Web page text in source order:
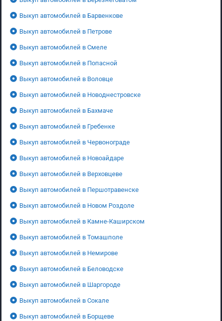
Выкуп автомобилей в Барвенкове
Выкуп автомобилей в Петрове
Выкуп автомобилей в Смеле
Выкуп автомобилей в Попасной
Выкуп автомобилей в Воловце
Выкуп автомобилей в Новоднестровске
Выкуп автомобилей в Бахмаче
Выкуп автомобилей в Гребенке
Выкуп автомобилей в Червонограде
Выкуп автомобилей в Новоайдаре
Выкуп автомобилей в Верховцеве
Выкуп автомобилей в Першотравенске
Выкуп автомобилей в Новом Роздоле
Выкуп автомобилей в Камне-Каширском
Выкуп автомобилей в Томашполе
Выкуп автомобилей в Немирове
Выкуп автомобилей в Беловодске
Выкуп автомобилей в Шаргороде
Выкуп автомобилей в Сокале
Выкуп автомобилей в Борщеве